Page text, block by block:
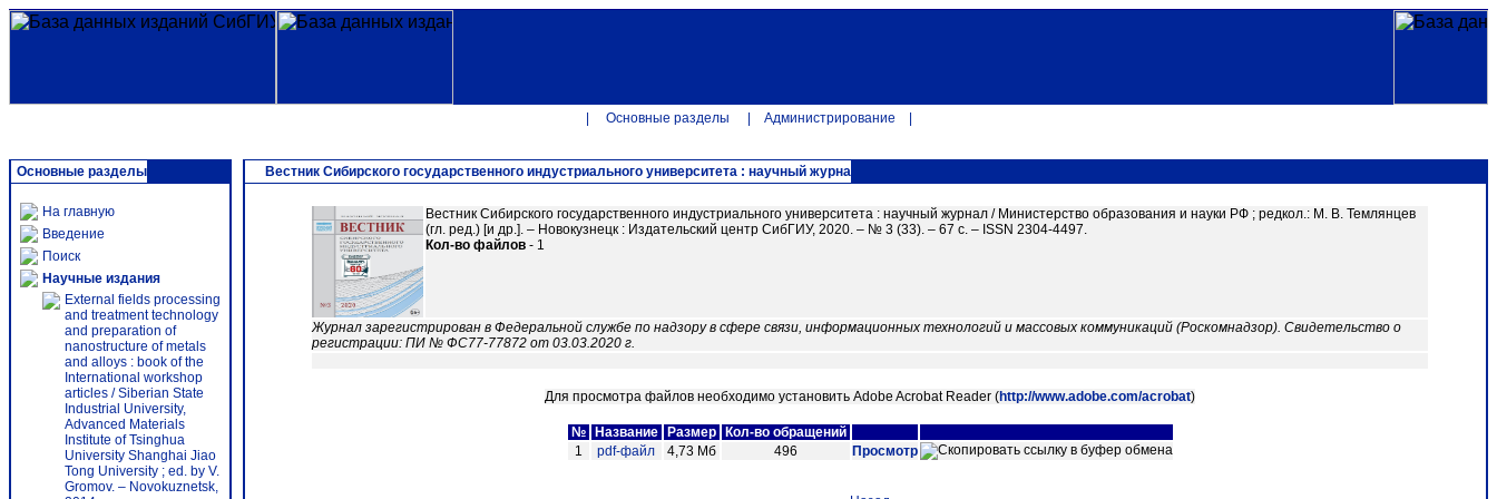
Основные разделы Администрирование
Основные разделы
На главную
Введение
Поиск
Научные издания
External fields processing
and treatment technology
and preparation of
nanostructure of metals
and alloys : book of the
International workshop
articles / Siberian State
Industrial University,
Advanced Materials
Institute of Tsinghua
University Shanghai Jiao
Tong University ; ed. by V.
Gromov. – Novokuznetsk,
Вестник Сибирского государственного индустриального университета : научный журна
Вестник Сибирского государственного индустриального университета : научный журнал / Министерство образования и науки РФ ; редкол.: М. В. Темлянцев
(гл. ред.) [и др.]. – Новокузнецк : Издательский центр СибГИУ, 2020. – № 3 (33). – 67 с. – ISSN 2304-4497.
Кол-во файлов - 1
Журнал зарегистрирован в Федеральной службе по надзору в сфере связи, информационных технологий и массовых коммуникаций (Роскомнадзор). Свидетельство о
регистрации: ПИ № ФС77-77872 от 03.03.2020 г.
Для просмотра файлов необходимо установить Adobe Acrobat Reader (http://www.adobe.com/acrobat)
№ Название Размер
Кол-во обращений
1
pdf-файл 4,73 Мб 496 Просмотр